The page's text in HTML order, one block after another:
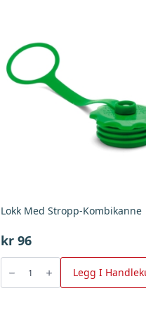
Lokk Med Stropp-Kombikanne
kr96
Lokk
Stropp-
Kombikanne
Legg I